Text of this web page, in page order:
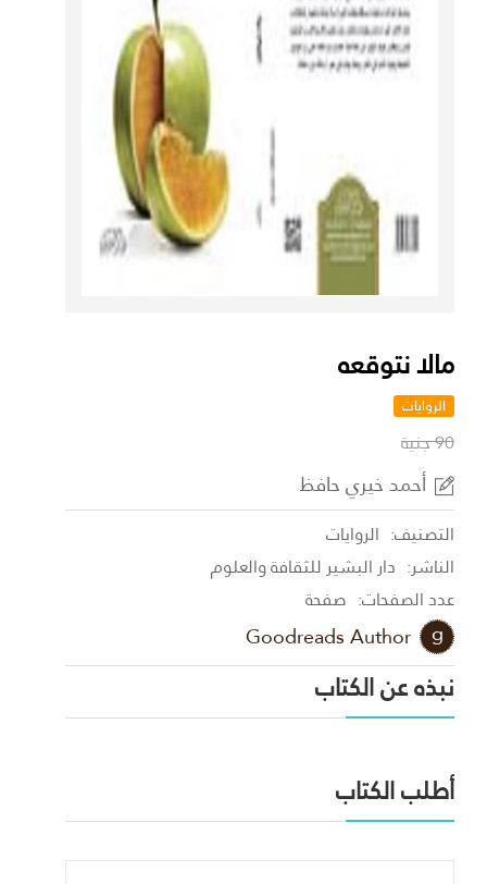
مالا نتوقعه
الروايات
90 جنية
أحمد خيري حافظ
التصنيف: الروايات
الناشر: دار البشير للثقافة والعلوم
عدد الصفحات: صفحة
Goodreads Author
نبذه عن الكتاب
أطلب الكتاب